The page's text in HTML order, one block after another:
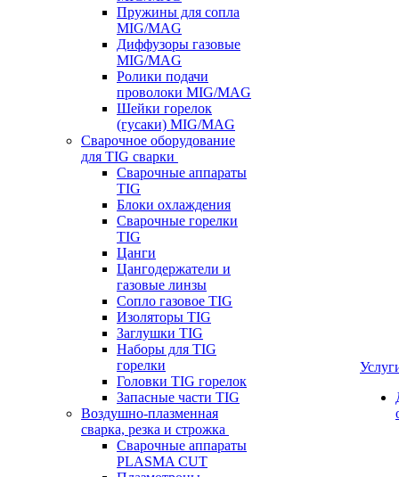
Пружины для сопла
MIG/MAG
Диффузоры газовые
MIG/MAG
Ролики подачи
проволоки MIG/MAG
Шейки горелок
(гусаки) MIG/MAG
Сварочное оборудование
для TIG сварки
Сварочные аппараты
TIG
Блоки охлаждения
Сварочные горелки
TIG
Цанги
Цангодержатели и
газовые линзы
Сопло газовое TIG
Изоляторы TIG
Заглушки TIG
Наборы для TIG
горелки
Головки TIG горелок
Запасные части TIG
Воздушно-плазменная
сварка, резка и строжка
Сварочные аппараты
PLASMA CUT